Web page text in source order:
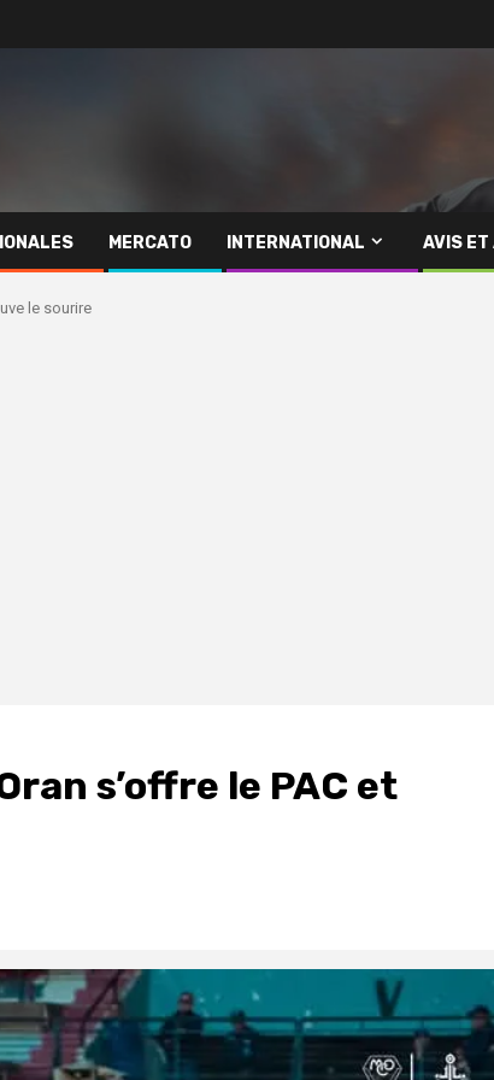
MERCATO INTERNATIONAL AVIS ET
le sourire
s’offre le PAC et